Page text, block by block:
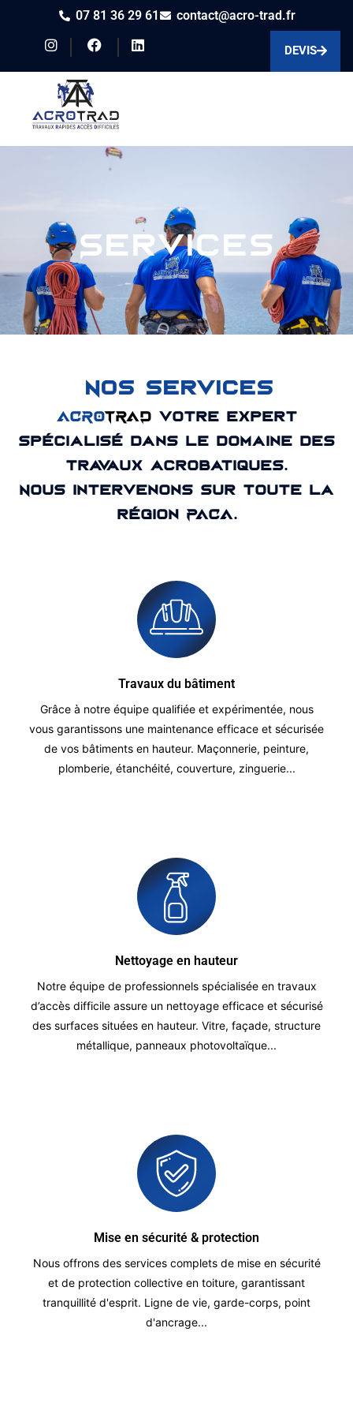
07 81 36 29 61 contact@acro-trad.fr
DEVIS
Services
Nos services
ACROTRAD votre expert
spécialisé dans le domaine des
travaux acrobatiques.
Nous intervenons sur toute la
région PACA.
Travaux du bâtiment
Grâce à notre équipe qualifiée et expérimentée, nous
vous garantissons une maintenance efficace et sécurisée
de vos bâtiments en hauteur. Maçonnerie, peinture,
plomberie, étanchéité, couverture, zinguerie...
Nettoyage en hauteur
Notre équipe de professionnels spécialisée en travaux
d’accès difficile assure un nettoyage efficace et sécurisé
des surfaces situées en hauteur. Vitre, façade, structure
métallique, panneaux photovoltaïque...
Mise en sécurité & protection
Nous offrons des services complets de mise en sécurité
et de protection collective en toiture, garantissant
tranquillité d'esprit. Ligne de vie, garde-corps, point
d'ancrage...